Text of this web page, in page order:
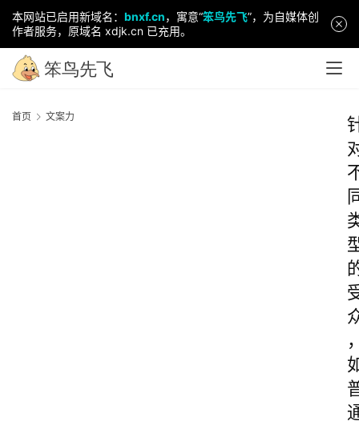
本网站已启用新域名： bnxf.cn，寓意“笨鸟先飞”，为自媒体创
作者服务，原域名 xdjk.cn 已充用。
首页 文案力